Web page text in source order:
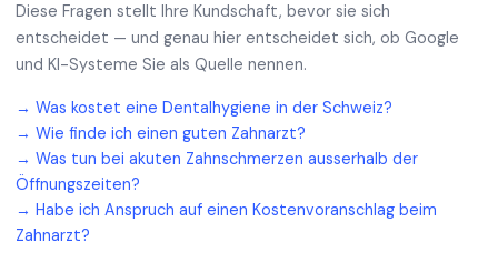
Diese Fragen stellt Ihre Kundschaft, bevor sie sich
entscheidet — und genau hier entscheidet sich, ob Google
und KI-Systeme Sie als Quelle nennen.
→ Was kostet eine Dentalhygiene in der Schweiz?
→ Wie finde ich einen guten Zahnarzt?
→ Was tun bei akuten Zahnschmerzen ausserhalb der
Öffnungszeiten?
→ Habe ich Anspruch auf einen Kostenvoranschlag beim
Zahnarzt?